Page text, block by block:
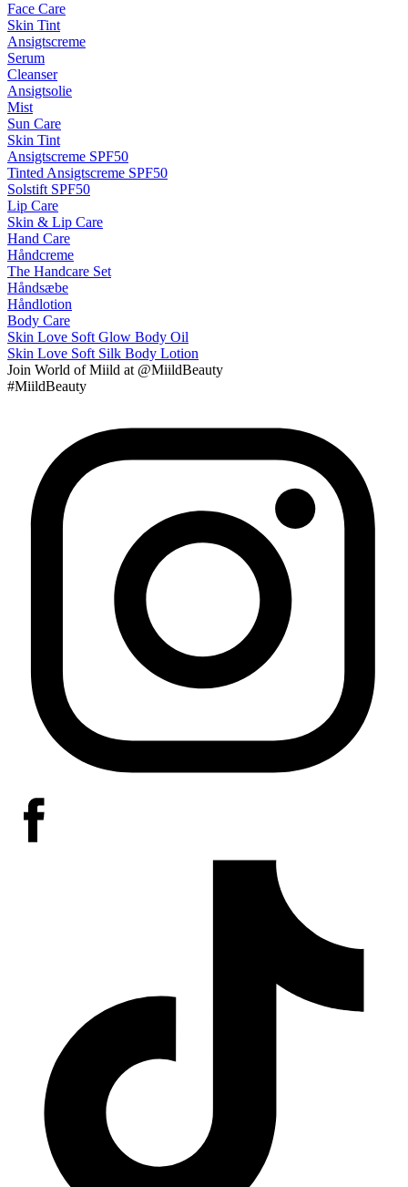
Face Care
Skin Tint
Ansigtscreme
Serum
Cleanser
Ansigtsolie
Mist
Sun Care
Skin Tint
Ansigtscreme SPF50
Tinted Ansigtscreme SPF50
Solstift SPF50
Lip Care
Skin & Lip Care
Hand Care
Håndcreme
The Handcare Set
Håndsæbe
Håndlotion
Body Care
Skin Love Soft Glow Body Oil
Skin Love Soft Silk Body Lotion
Join World of Miild at @MiildBeauty
#MiildBeauty